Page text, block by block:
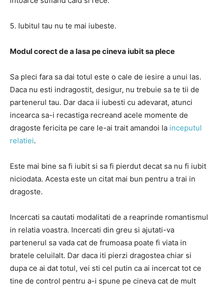
5. Iubitul tau nu te mai iubeste.
Modul corect de a lasa pe cineva iubit sa plece
Sa pleci fara sa dai totul este o cale de iesire a unui las.
Daca nu esti indragostit, desigur, nu trebuie sa te tii de
partenerul tau. Dar daca ii iubesti cu adevarat, atunci
incearca sa-i recastiga recreand acele momente de
dragoste fericita pe care le-ai trait amandoi la inceputul
relatiei.
Este mai bine sa fi iubit si sa fi pierdut decat sa nu fi iubit
niciodata. Acesta este un citat mai bun pentru a trai in
dragoste.
Incercati sa cautati modalitati de a reaprinde romantismul
in relatia voastra. Incercati din greu si ajutati-va
partenerul sa vada cat de frumoasa poate fi viata in
bratele celuilalt. Dar daca iti pierzi dragostea chiar si
dupa ce ai dat totul, vei sti cel putin ca ai incercat tot ce
tine de control pentru a-i spune pe cineva cat de mult